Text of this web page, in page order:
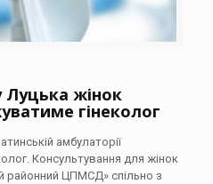
Луцька жінок
гінеколог
амбулаторії
Консультування для жінок
районний ЦПМСД» спільно з